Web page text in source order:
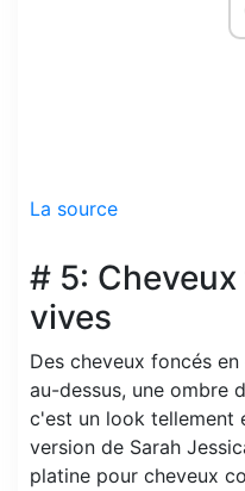
La source
# 5:
vives
Des cheveux foncés
au-dessus, une ombre
c'est un look tellement
version de Sarah
platine pour cheveux